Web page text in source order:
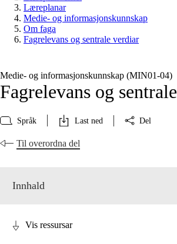
Læreplanar
Medie- og informasjonskunnskap
Om faga
Fagrelevans og sentrale verdiar
Medie- og informasjonskunnskap (MIN01‑04)
Fagrelevans og
Språk Last ned Del
Til overordna del
Innhald
Vis ressursar